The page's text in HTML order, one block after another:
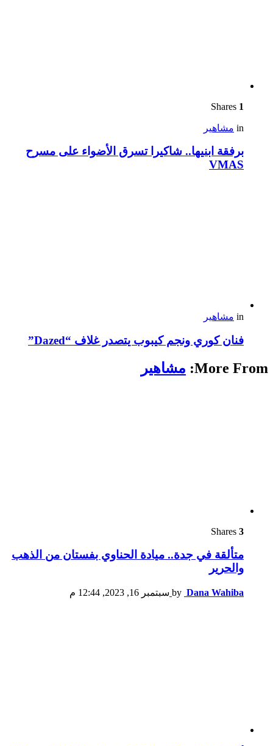
1
in مشاهير
برفقة ابنيها.. شاكيرا تسرق الأضواء على مسرح
VMAS
in مشاهير
فنان كوري ونجم كيبوب يتصدر غلاف “Dazed”
More From: مشاهير
3
متألقة في جدة.. ميادة الحناوي بفستان من الذهب
والحرير
by Dana Wahiba سبتمبر 16, 2023, 12:44 م